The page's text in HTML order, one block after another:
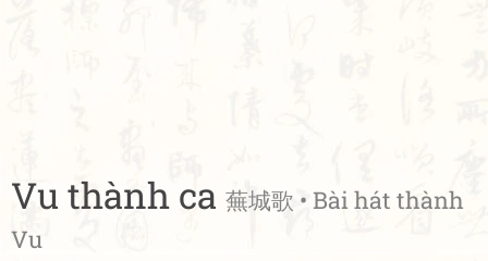
Vu thành ca 蕪城歌 • Bài hát thành
Vu